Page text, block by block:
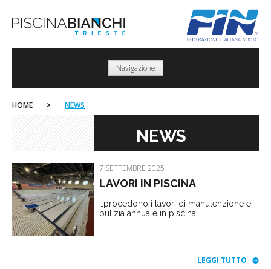
to
Navigazione
HOME > NEWS
NEWS
7 SETTEMBRE 2025
LAVORI IN PISCINA
…procedono i lavori di manutenzione e
pulizia annuale in piscina…
LEGGI TUTTO